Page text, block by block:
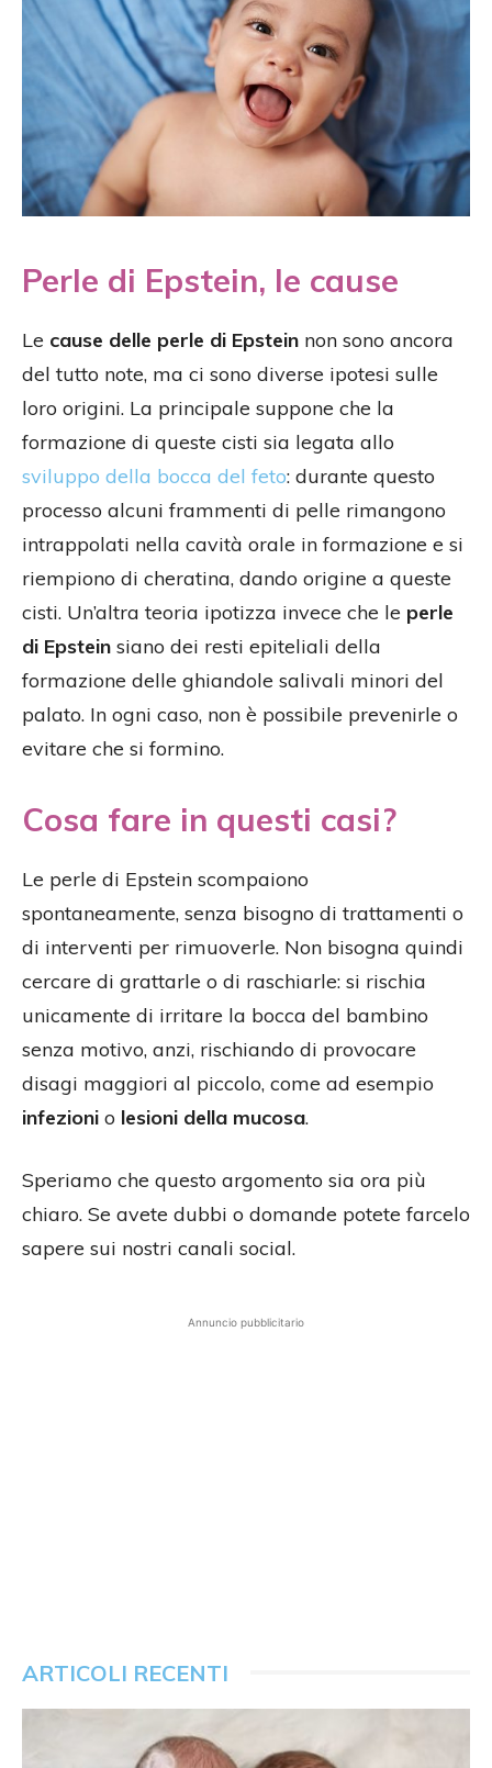
Perle di Epstein, le cause
Le cause delle perle di Epstein non sono ancora
del tutto note, ma ci sono diverse ipotesi sulle
loro origini. La principale suppone che la
formazione di queste cisti sia legata allo
sviluppo della bocca del feto: durante questo
processo alcuni frammenti di pelle rimangono
intrappolati nella cavità orale in formazione e si
riempiono di cheratina, dando origine a queste
cisti. Un’altra teoria ipotizza invece che le perle
di Epstein siano dei resti epiteliali della
formazione delle ghiandole salivali minori del
palato. In ogni caso, non è possibile prevenirle o
evitare che si formino.
Cosa fare in questi casi?
Le perle di Epstein scompaiono
spontaneamente, senza bisogno di trattamenti o
di interventi per rimuoverle. Non bisogna quindi
cercare di grattarle o di raschiarle: si rischia
unicamente di irritare la bocca del bambino
senza motivo, anzi, rischiando di provocare
disagi maggiori al piccolo, come ad esempio
infezioni o lesioni della mucosa.
Speriamo che questo argomento sia ora più
chiaro. Se avete dubbi o domande potete farcelo
sapere sui nostri canali social.
Annuncio pubblicitario
ARTICOLI RECENTI